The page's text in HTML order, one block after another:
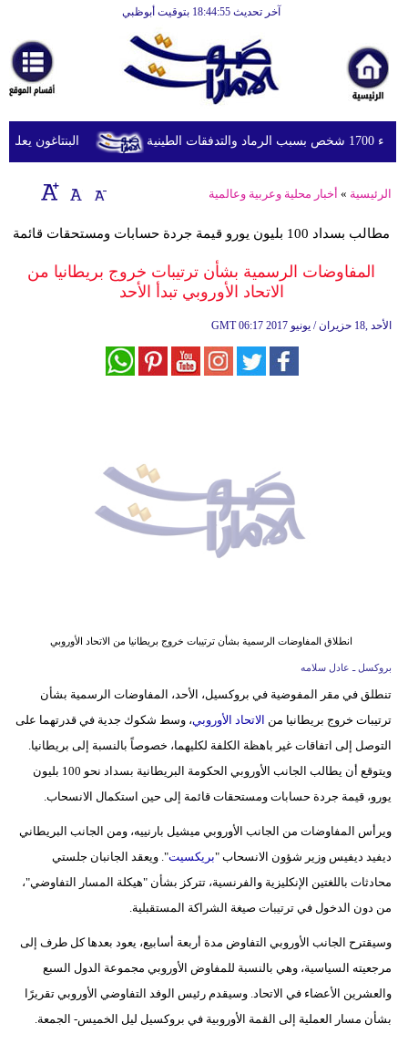
آخر تحديث 18:44:55 بتوقيت أبوظبي
أخبارعاجلة
رياضة
ثقافة
إقتصاد
أزياء
إسلامية
علوم
وتكنولوجيا
مدوَّنات
سيارات
البنتاغون يعلن
الرئيسية » أخبار محلية وعربية وعالمية
مطالب بسداد 100 بليون يورو قيمة جردة حسابات ومستحقات قائمة
المفاوضات الرسمية بشأن ترتيبات خروج بريطانيا من
الاتحاد الأوروبي تبدأ الأحد
GMT 06:17 2017 الأحد ,18 حزيران / يونيو
انطلاق المفاوضات الرسمية بشأن ترتيبات خروج بريطانيا من الاتحاد الأوروبي
بروكسل ـ عادل سلامه
تنطلق في مقر المفوضية في بروكسيل، الأحد، المفاوضات الرسمية بشأن
ترتيبات خروج بريطانيا من الاتحاد الأوروبي، وسط شكوك جدية في قدرتهما على
التوصل إلى اتفاقات غير باهظة الكلفة لكليهما، خصوصاً بالنسبة إلى بريطانيا.
ويتوقع أن يطالب الجانب الأوروبي الحكومة البريطانية بسداد نحو 100 بليون
يورو، قيمة جردة حسابات ومستحقات قائمة إلى حين استكمال الانسحاب.
ويرأس المفاوضات من الجانب الأوروبي ميشيل بارنييه، ومن الجانب البريطاني
ديفيد ديفيس وزير شؤون الانسحاب "بريكسيت". ويعقد الجانبان جلستي
محادثات باللغتين الإنكليزية والفرنسية، تتركز بشأن "هيكلة المسار التفاوضي"،
من دون الدخول في ترتيبات صيغة الشراكة المستقبلية.
وسيقترح الجانب الأوروبي التفاوض مدة أربعة أسابيع، يعود بعدها كل طرف إلى
مرجعيته السياسية، وهي بالنسبة للمفاوض الأوروبي مجموعة الدول السبع
والعشرين الأعضاء في الاتحاد. وسيقدم رئيس الوفد التفاوضي الأوروبي تقريرًا
بشأن مسار العملية إلى القمة الأوروبية في بروكسيل ليل الخميس- الجمعة.